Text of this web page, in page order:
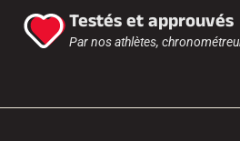
Testés et approuvés
Par nos athlètes,